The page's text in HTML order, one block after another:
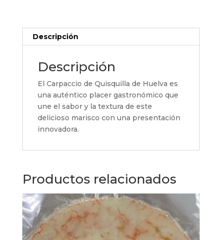
Descripción
Descripción
El Carpaccio de Quisquilla de Huelva es
una auténtico placer gastronómico que
une el sabor y la textura de este
delicioso marisco con una presentación
innovadora.
Productos relacionados